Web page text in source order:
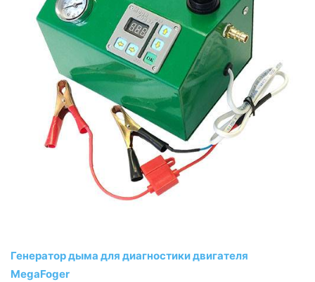
Генератор дыма для диагностики двигателя
MegaFoger